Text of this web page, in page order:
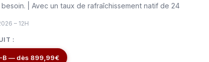
| Avec un taux de rafraîchissement natif de 24
– 12H
:
B — dès 899,99€